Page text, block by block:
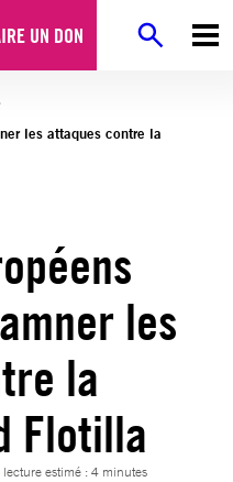
UN DON
les attaques contre la
les
la
Flotilla
lecture estimé : 4 minutes